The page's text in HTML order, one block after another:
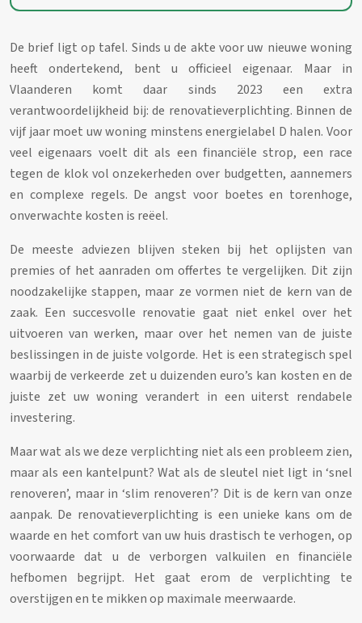
De brief ligt op tafel. Sinds u de akte voor uw nieuwe woning
heeft ondertekend, bent u officieel eigenaar. Maar in
Vlaanderen komt daar sinds 2023 een extra
verantwoordelijkheid bij: de renovatieverplichting. Binnen de
vijf jaar moet uw woning minstens energielabel D halen. Voor
veel eigenaars voelt dit als een financiële strop, een race
tegen de klok vol onzekerheden over budgetten, aannemers
en complexe regels. De angst voor boetes en torenhoge,
onverwachte kosten is reëel.
De meeste adviezen blijven steken bij het oplijsten van
premies of het aanraden om offertes te vergelijken. Dit zijn
noodzakelijke stappen, maar ze vormen niet de kern van de
zaak. Een succesvolle renovatie gaat niet enkel over het
uitvoeren van werken, maar over het nemen van de juiste
beslissingen in de juiste volgorde. Het is een strategisch spel
waarbij de verkeerde zet u duizenden euro’s kan kosten en de
juiste zet uw woning verandert in een uiterst rendabele
investering.
Maar wat als we deze verplichting niet als een probleem zien,
maar als een kantelpunt? Wat als de sleutel niet ligt in ‘snel
renoveren’, maar in ‘slim renoveren’? Dit is de kern van onze
aanpak. De renovatieverplichting is een unieke kans om de
waarde en het comfort van uw huis drastisch te verhogen, op
voorwaarde dat u de verborgen valkuilen en financiële
hefbomen begrijpt. Het gaat erom de verplichting te
overstijgen en te mikken op maximale meerwaarde.